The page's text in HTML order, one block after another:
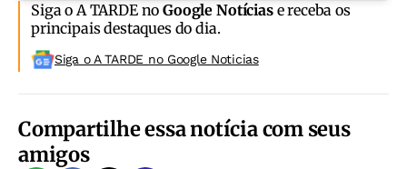
Siga o A TARDE noGoogle Notíciase receba os
principais destaques do dia.
Siga o A TARDE no Google Noticias
Compartilhe essa notícia com seus
amigos